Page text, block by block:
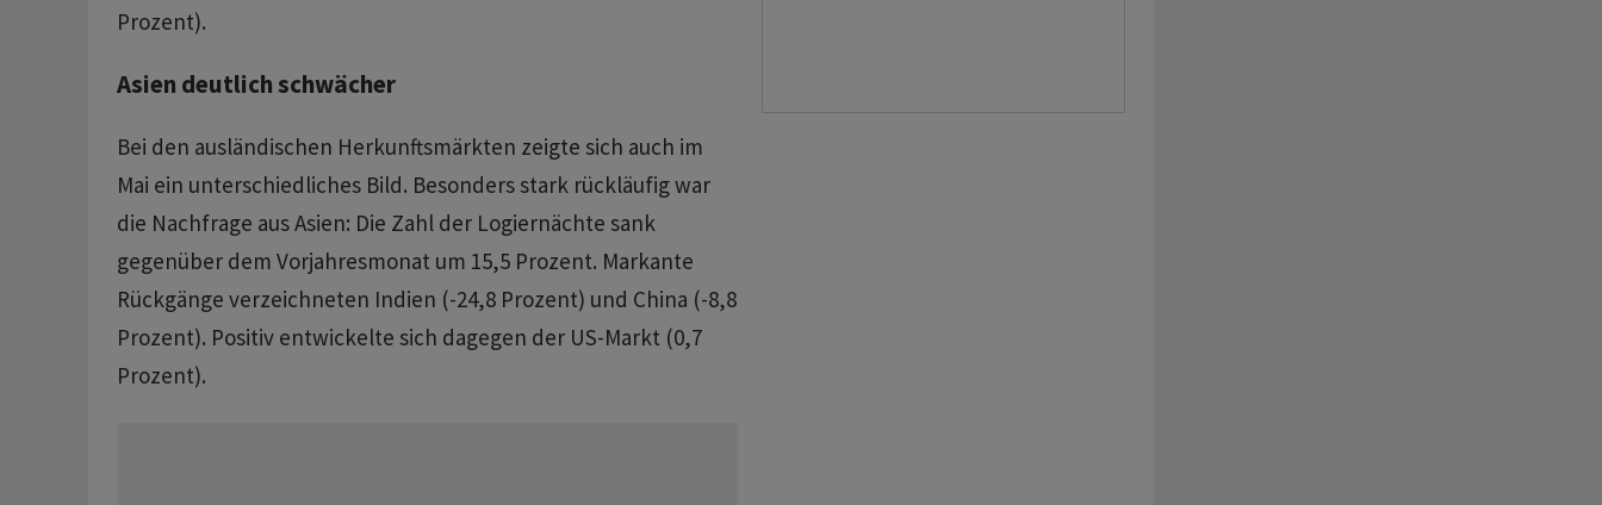
Prozent).
Asien deutlich schwächer
Bei den ausländischen Herkunftsmärkten zeigte sich auch im
Mai ein unterschiedliches Bild. Besonders stark rückläufig war
die Nachfrage aus Asien: Die Zahl der Logiernächte sank
gegenüber dem Vorjahresmonat um 15,5 Prozent. Markante
Rückgänge verzeichneten Indien (-24,8 Prozent) und China (-8,8
Prozent). Positiv entwickelte sich dagegen der US-Markt (0,7
Prozent).